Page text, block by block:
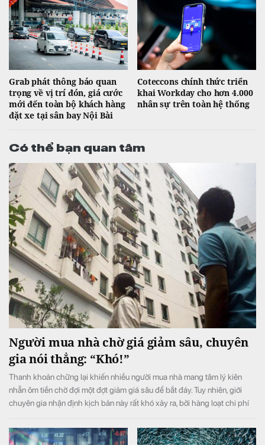
Grab phát thông báo quan
trọng về vị trí đón, giá cước
mới đến toàn bộ khách hàng
đặt xe tại sân bay Nội Bài
Coteccons chính thức triển
khai Workday cho hơn 4.000
nhân sự trên toàn hệ thống
Có thể bạn quan tâm
Người mua nhà chờ giá giảm sâu, chuyên
gia nói thẳng: “Khó!”
Thanh khoản chững lại khiến nhiều người mua nhà mang tâm lý kiên
nhẫn ôm tiền chờ đợi một đợt giảm giá sâu để bắt đáy. Tuy nhiên, giới
chuyên gia nhận định kịch bản này rất khó xảy ra, bởi hàng loạt chi phí